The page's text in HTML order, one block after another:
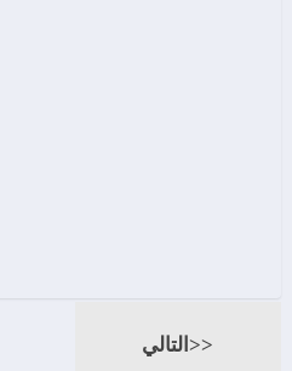
<<التالي